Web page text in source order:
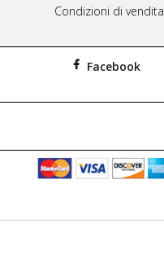
Condizioni di vendita
Facebook